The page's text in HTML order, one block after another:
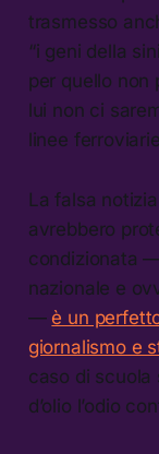
trasmesso
“i geni della
per quello non
lui non ci
linee
La falsa
avrebbero
condizionata
nazionale e
— è un
giornalismo e
caso di scuola
d’olio l’odio